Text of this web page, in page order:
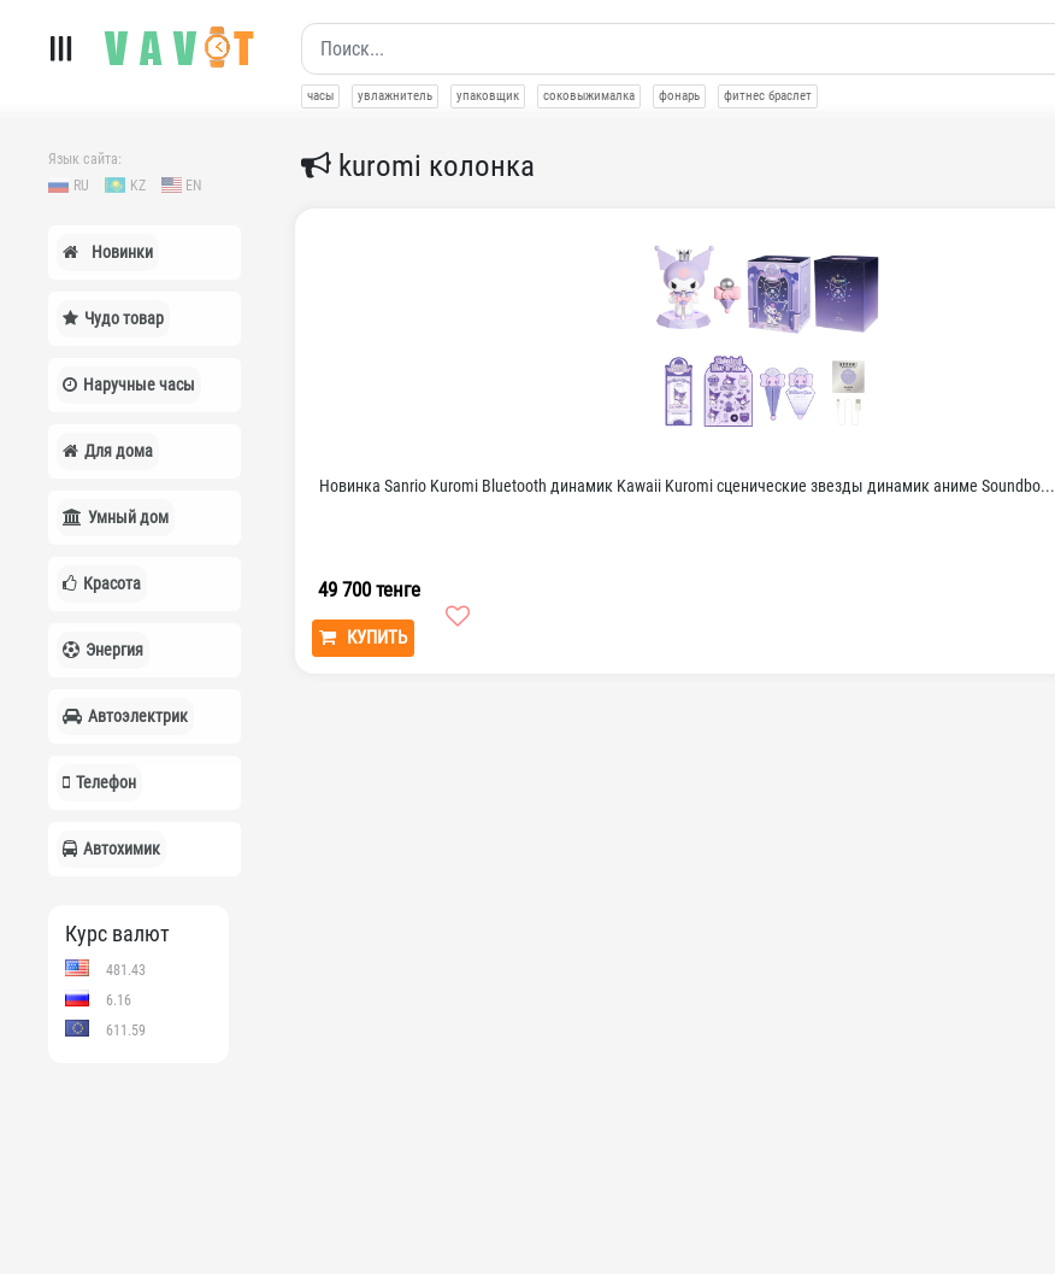
часы увлажнитель упаковщик соковыжималка фонарь фитнес браслет
Язык сайта:
RU
KZ EN
Новинки
Чудо товар
Наручные часы
Для дома
Умный дом
Красота
Энергия
Автоэлектрик
Телефон
Автохимик
Курс валют
481.43
6.16
611.59
kuromi колонка
Новинка Sanrio Kuromi Bluetooth динамик Kawaii Kuromi сценические звезды динамик аниме Soundbo...
49 700 тенге
КУПИТЬ